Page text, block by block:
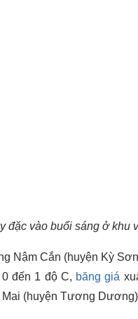
đặc vào buổi sáng ở khu
Nậm Cắn (huyện Kỳ
đến 1 độ C, băng giá
Mai (huyện Tương